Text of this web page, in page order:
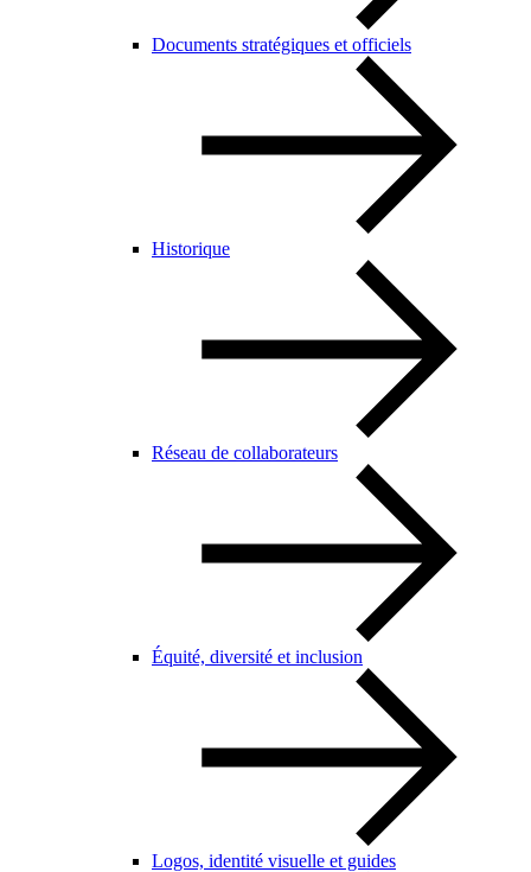
Documents stratégiques et officiels
Historique
Réseau de collaborateurs
Équité, diversité et inclusion
Logos, identité visuelle et guides